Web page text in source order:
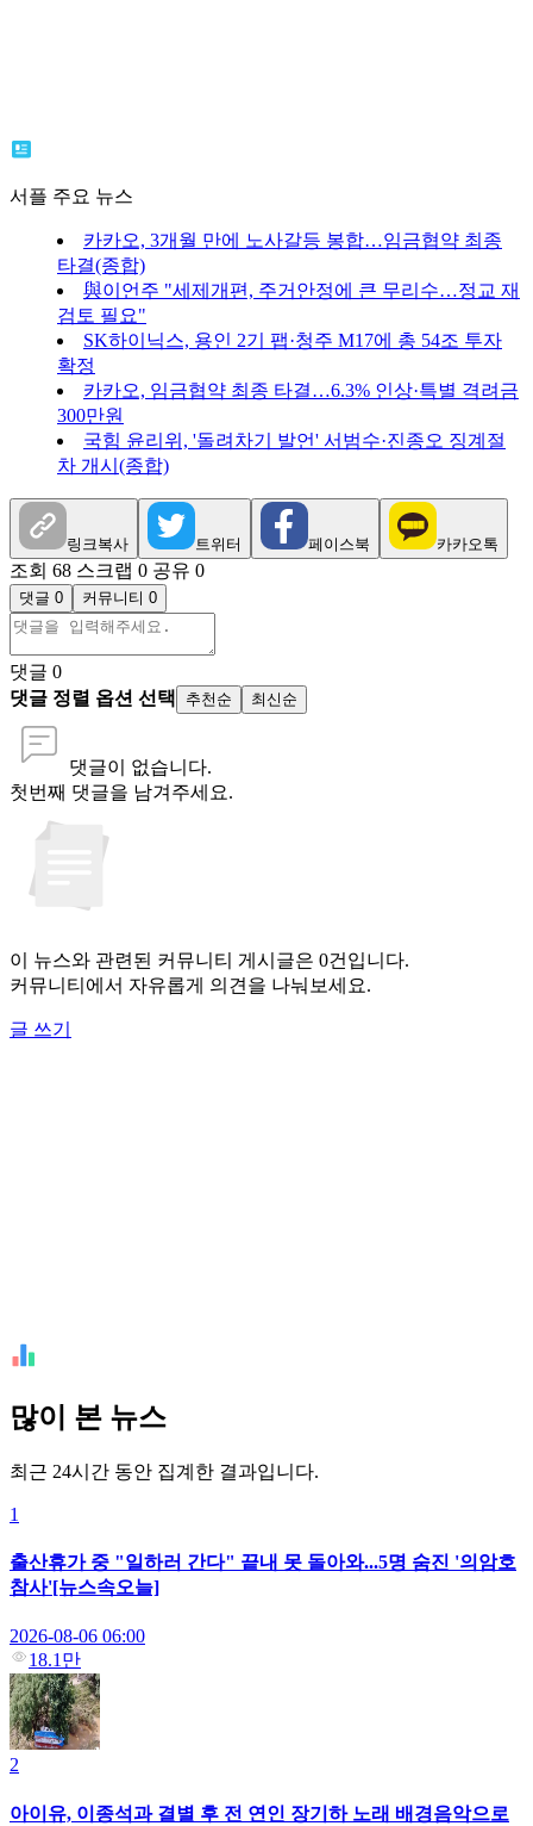
서플 주요 뉴스
카카오, 3개월 만에 노사갈등 봉합…임금협약 최종
타결(종합)
與이언주 "세제개편, 주거안정에 큰 무리수…정교 재
검토 필요"
SK하이닉스, 용인 2기 팹·청주 M17에 총 54조 투자
확정
카카오, 임금협약 최종 타결…6.3% 인상·특별 격려금
300만원
국힘 윤리위, '돌려차기 발언' 서범수·진종오 징계절
차 개시(종합)
링크복사 트위터 페이스북 카카오톡
조회 68 스크랩 0 공유 0
댓글 0 커뮤니티 0
댓글 0
댓글 정렬 옵션 선택
추천순 최신순
댓글이 없습니다.
첫번째 댓글을 남겨주세요.
이 뉴스와 관련된 커뮤니티 게시글은 0건입니다.
커뮤니티에서 자유롭게 의견을 나눠보세요.
글 쓰기
많이 본 뉴스
최근 24시간 동안 집계한 결과입니다.
1
출산휴가 중 "일하러 간다" 끝내 못 돌아와...5명 숨진 '의암호
참사'[뉴스속오늘]
2026-08-06 06:00
18.1만
2
아이유, 이종석과 결별 후 전 연인 장기하 노래 배경음악으로